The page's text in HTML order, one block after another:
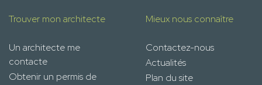
Trouver mon architecte
Un architecte me
contacte
Obtenir un permis de
Mieux nous connaître
Contactez-nous
Actualités
Plan du site